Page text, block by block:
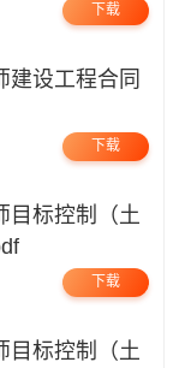
下载
下载
下载